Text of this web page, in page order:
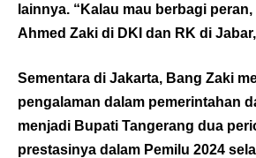
lainnya. “Kalau mau berbagi
Ahmed Zaki di DKI dan RK di
Sementara di Jakarta, Bang Zaki
pengalaman dalam pemerintahan
menjadi Bupati Tangerang dua
prestasinya dalam Pemilu 2024